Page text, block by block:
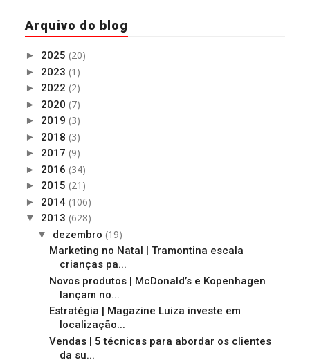
Arquivo do blog
► 2025 (20)
► 2023 (1)
► 2022 (2)
► 2020 (7)
► 2019 (3)
► 2018 (3)
► 2017 (9)
► 2016 (34)
► 2015 (21)
► 2014 (106)
▼ 2013 (628)
▼ dezembro (19)
Marketing no Natal | Tramontina escala
crianças pa...
Novos produtos | McDonald’s e Kopenhagen
lançam no...
Estratégia | Magazine Luiza investe em
localização...
Vendas | 5 técnicas para abordar os clientes
da su...